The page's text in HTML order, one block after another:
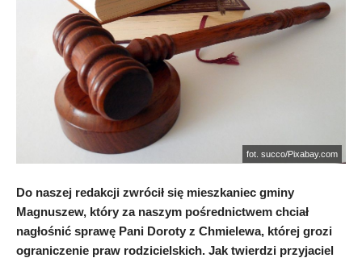
fot. succo/Pixabay.com
Do naszej redakcji zwrócił się mieszkaniec gminy
Magnuszew, który za naszym pośrednictwem chciał
nagłośnić sprawę Pani Doroty z Chmielewa, której grozi
ograniczenie praw rodzicielskich. Jak twierdzi przyjaciel